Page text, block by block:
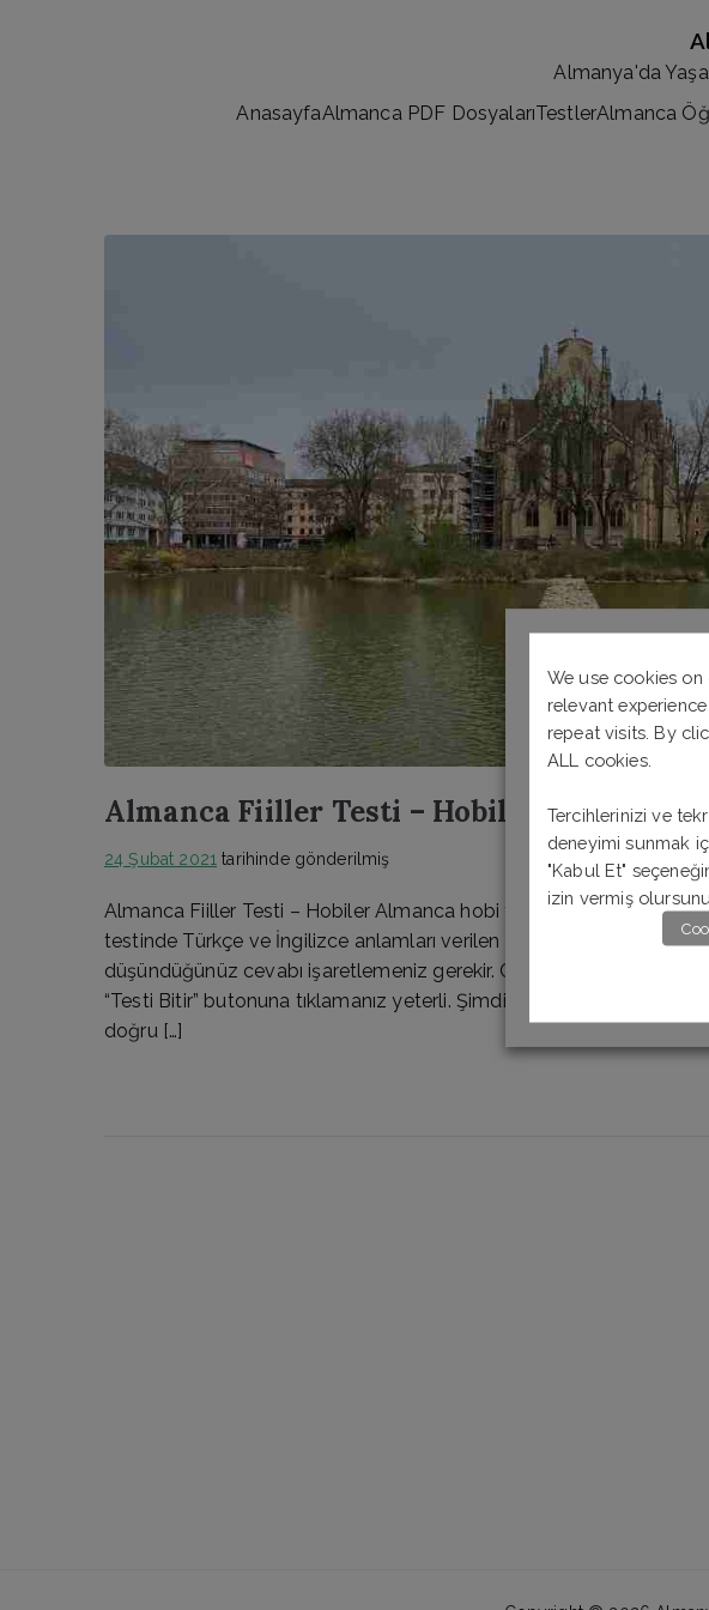
Almanya'da
AnasayfaAlmanca PDF DosyalarıTestlerAlmanca
Almanca Fiiller Testi – Hobiler
24 Şubat 2021 tarihinde gönderilmiş
Almanca Fiiller Testi – Hobiler Almanca hobi fiilleri testine hoş
testinde Türkçe ve İngilizce anlamları verilen fiillerin anlamına göre
düşündüğünüz cevabı işaretlemeniz gerekir. Cevaplarınızı kontrol
“Testi Bitir” butonuna tıklamanız yeterli. Şimdiden başarılar Not:
doğru […]
We use cookies
relevant
repeat visits. By
ALL cookies.
Tercihlerinizi ve
deneyimi sunmak
"Kabul Et"
izin vermiş